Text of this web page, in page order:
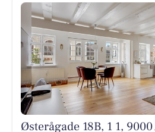
Østerågade 18B, 1 1,